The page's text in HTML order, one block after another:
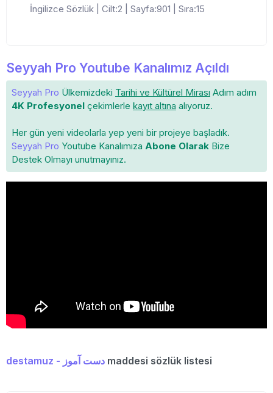
İngilizce Sözlük | Cilt:2 | Sayfa:901 | Sıra:15
Seyyah Pro Youtube Kanalımız Açıldı
Seyyah Pro Ülkemizdeki Tarihi ve Kültürel Mirası Adım adım
4K Profesyonel çekimlerle kayıt altına alıyoruz.
Her gün yeni videolarla yep yeni bir projeye başladık.
Seyyah Pro Youtube Kanalımıza Abone Olarak Bize
Destek Olmayı unutmayınız.
destamuz - دست آموز maddesi sözlük listesi